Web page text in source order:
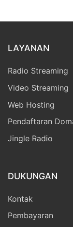
LAYANAN
Radio Streaming
Video Streaming
Web Hosting
Pendaftaran
Jingle Radio
DUKUNGAN
Kontak
Pembayaran